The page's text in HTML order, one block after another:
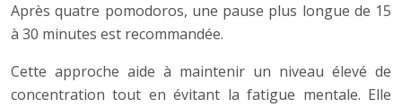
Après quatre pomodoros, une pause plus longue de 15
à 30 minutes est recommandée.
Cette approche aide à maintenir un niveau élevé de
concentration tout en évitant la fatigue mentale. Elle